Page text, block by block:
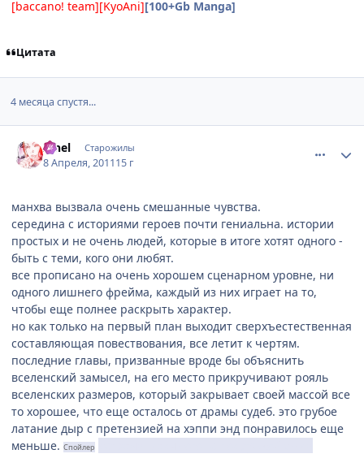
[baccano! team][KyoAni][100+Gb Manga]
Цитата
4 месяца спустя...
Iahel Старожилы
8 Апреля, 201115 г
манхва вызвала очень смешанные чувства.
середина с историями героев почти гениальна. истории
простых и не очень людей, которые в итоге хотят одного -
быть с теми, кого они любят.
все прописано на очень хорошем сценарном уровне, ни
одного лишнего фрейма, каждый из них играет на то,
чтобы еще полнее раскрыть характер.
но как только на первый план выходит сверхъестественная
составляющая повествования, все летит к чертям.
последние главы, призванные вроде бы объяснить
вселенский замысел, на его место прикручивают рояль
вселенских размеров, который закрывает своей массой все
то хорошее, что еще осталось от драмы судеб. это грубое
латание дыр с претензией на хэппи энд понравилось еще
меньше. Спойлер